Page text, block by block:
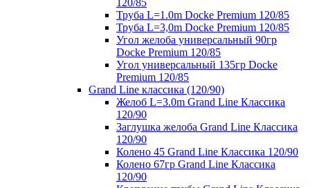
120/85
Труба L=1.0m Docke Premium 120/85
Труба L=3,0m Docke Premium 120/85
Угол желоба универсальный 90гр
Docke Premium 120/85
Угол универсальный 135гр Docke
Premium 120/85
Grand Line классика (120/90)
Желоб L=3.0m Grand Line Классика
120/90
Заглушка желоба Grand Line Классика
120/90
Колено 45 Grand Line Классика 120/90
Колено 67гр Grand Line Классика
120/90